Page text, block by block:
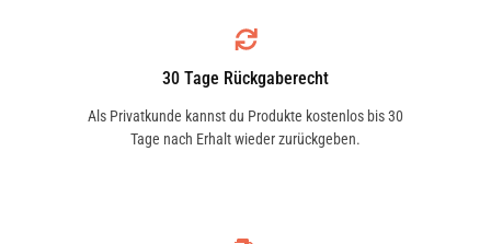
30 Tage Rückgaberecht
Als Privatkunde kannst du Produkte kostenlos bis 30
Tage nach Erhalt wieder zurückgeben.